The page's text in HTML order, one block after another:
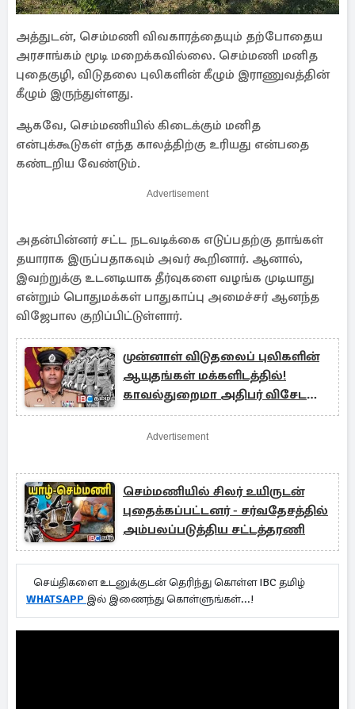
அத்துடன், செம்மணி விவகாரத்தையும் தற்போதைய
அரசாங்கம் மூடி மறைக்கவில்லை. செம்மணி மனித
புதைகுழி, விடுதலை புலிகளின் கீழும் இராணுவத்தின்
கீழும் இருந்துள்ளது.
ஆகவே, செம்மணியில் கிடைக்கும் மனித
என்புக்கூடுகள் எந்த காலத்திற்கு உரியது என்பதை
கண்டறிய வேண்டும்.
Advertisement
அதன்பின்னர் சட்ட நடவடிக்கை எடுப்பதற்கு தாங்கள்
தயாராக இருப்பதாகவும் அவர் கூறினார். ஆனால்,
இவற்றுக்கு உடனடியாக தீர்வுகளை வழங்க முடியாது
என்றும் பொதுமக்கள் பாதுகாப்பு அமைச்சர் ஆனந்த
விஜேபால குறிப்பிட்டுள்ளார்.
முன்னாள் விடுதலைப் புலிகளின்
ஆயுதங்கள் மக்களிடத்தில்!
காவல்துறைமா அதிபர் விசேட
நடவடிக்கை
Advertisement
செம்மணியில் சிலர் உயிருடன்
புதைக்கப்பட்டனர் - சர்வதேசத்தில்
அம்பலப்படுத்திய சட்டத்தரணி
செய்திகளை உடனுக்குடன் தெரிந்து கொள்ள IBC தமிழ்
WHATSAPP இல் இணைந்து கொள்ளுங்கள்...!